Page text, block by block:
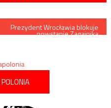
Prezydent Wrocławia blokuje
powstanie Zagajnika